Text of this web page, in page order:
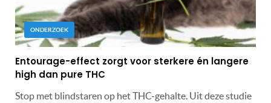
ONDERZOEK
Entourage-effect zorgt voor sterkere én langere
high dan pure THC
Stop met blindstaren op het THC-gehalte. Uit deze studie